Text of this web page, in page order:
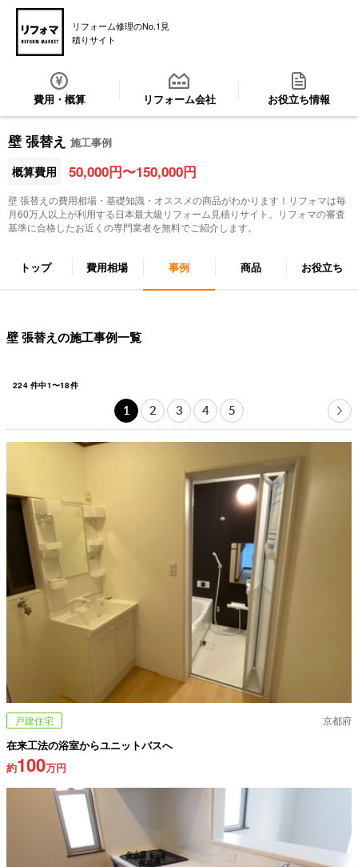
リフォーム修理のNo.1見
積りサイト
費用・概算 リフォーム会社 お役立ち情報
壁 張替え 施工事例
概算費用 50,000円〜150,000円
壁 張替え の費用相場・基礎知識・オススメの商品がわかります！リフォマは毎
月60万人以上が利用する日本最大級リフォーム見積りサイト。リフォマの審査
基準に合格したお近くの専門業者を無料でご紹介します。
トップ 費用相場 事例 商品 お役立ち
壁 張替えの施工事例一覧
224件中1〜18件
1 2 3 4 5
戸建住宅 京都府
在来工法の浴室からユニットバスへ
約100万円